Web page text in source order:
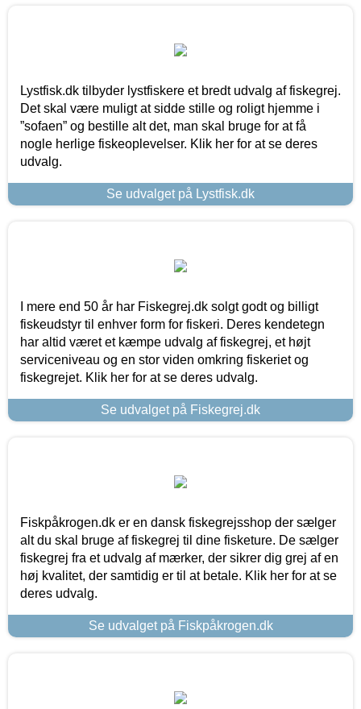
Lystfisk.dk tilbyder lystfiskere et bredt udvalg af fiskegrej.
Det skal være muligt at sidde stille og roligt hjemme i
”sofaen” og bestille alt det, man skal bruge for at få
nogle herlige fiskeoplevelser. Klik her for at se deres
udvalg.
Se udvalget på Lystfisk.dk
I mere end 50 år har Fiskegrej.dk solgt godt og billigt
fiskeudstyr til enhver form for fiskeri. Deres kendetegn
har altid været et kæmpe udvalg af fiskegrej, et højt
serviceniveau og en stor viden omkring fiskeriet og
fiskegrejet. Klik her for at se deres udvalg.
Se udvalget på Fiskegrej.dk
Fiskpåkrogen.dk er en dansk fiskegrejsshop der sælger
alt du skal bruge af fiskegrej til dine fisketure. De sælger
fiskegrej fra et udvalg af mærker, der sikrer dig grej af en
høj kvalitet, der samtidig er til at betale. Klik her for at se
deres udvalg.
Se udvalget på Fiskpåkrogen.dk